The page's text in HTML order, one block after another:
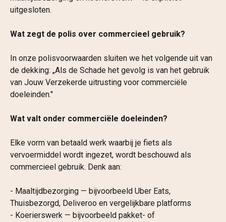
uitgesloten.
Wat zegt de polis over commercieel gebruik?
In onze polisvoorwaarden sluiten we het volgende uit van
de dekking: „Als de Schade het gevolg is van het gebruik
van Jouw Verzekerde uitrusting voor commerciële
doeleinden."
Wat valt onder commerciële doeleinden?
Elke vorm van betaald werk waarbij je fiets als
vervoermiddel wordt ingezet, wordt beschouwd als
commercieel gebruik. Denk aan:
- Maaltijdbezorging — bijvoorbeeld Uber Eats,
Thuisbezorgd, Deliveroo en vergelijkbare platforms
- Koerierswerk — bijvoorbeeld pakket- of